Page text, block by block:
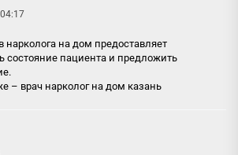
нарколога на дом предоставляет
состояние пациента и предложить
– врач нарколог на дом казань